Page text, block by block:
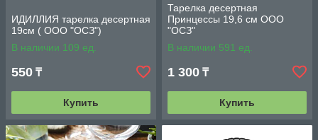
ИДИЛЛИЯ тарелка десертная
19см ( ООО "ОСЗ")
В наличии 109 ед.
550 ₸
Купить
Тарелка десертная
Принцессы 19,6 см ООО
"ОСЗ"
В наличии 591 ед.
1 300 ₸
Купить